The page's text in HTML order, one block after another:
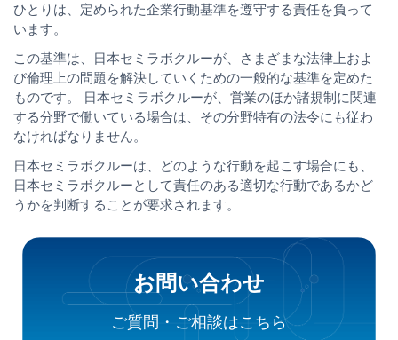
ひとりは、定められた企業行動基準を遵守する責任を負って
います。
この基準は、日本セミラボクルーが、さまざまな法律上およ
び倫理上の問題を解決していくための一般的な基準を定めた
ものです。 日本セミラボクルーが、営業のほか諸規制に関連
する分野で働いている場合は、その分野特有の法令にも従わ
なければなりません。
日本セミラボクルーは、どのような行動を起こす場合にも、
日本セミラボクルーとして責任のある適切な行動であるかど
うかを判断することが要求されます。
お問い合わせ
ご質問・ご相談はこちら